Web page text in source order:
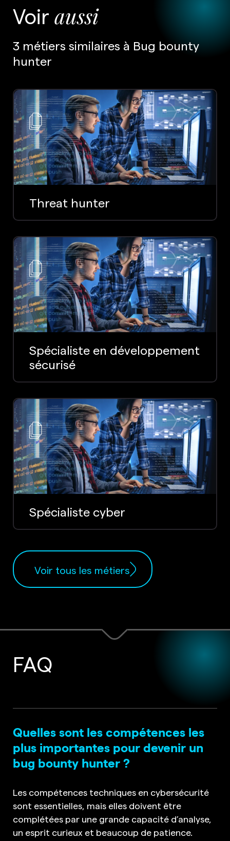
Voir aussi
3 métiers similaires à Bug bounty
hunter
Threat hunter
Spécialiste en développement
sécurisé
Spécialiste cyber
Voir tous les métiers
FAQ
Quelles sont les compétences les
plus importantes pour devenir un
bug bounty hunter ?
Les compétences techniques en cybersécurité
sont essentielles, mais elles doivent être
complétées par une grande capacité d’analyse,
un esprit curieux et beaucoup de patience.